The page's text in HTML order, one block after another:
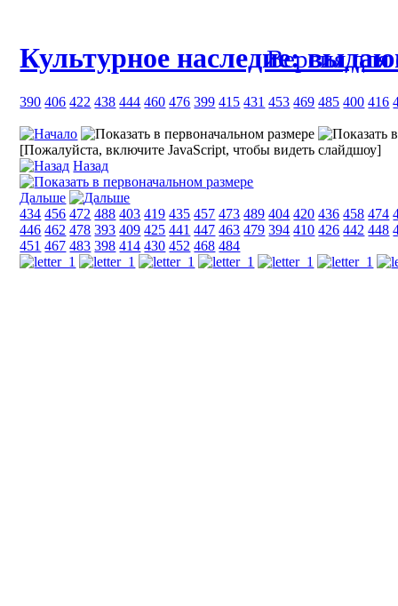
Версия
Культурное наследие:
390 406 422 438 444 460 476 399 415 431 453 469 485 400 416
[Пожалуйста, включите JavaScript, чтобы видеть слайдшоу]
Назад
Дальше
434 456 472 488 403 419 435 457 473 489 404 420 436 458 474
446 462 478 393 409 425 441 447 463 479 394 410 426 442 448
451 467 483 398 414 430 452 468 484